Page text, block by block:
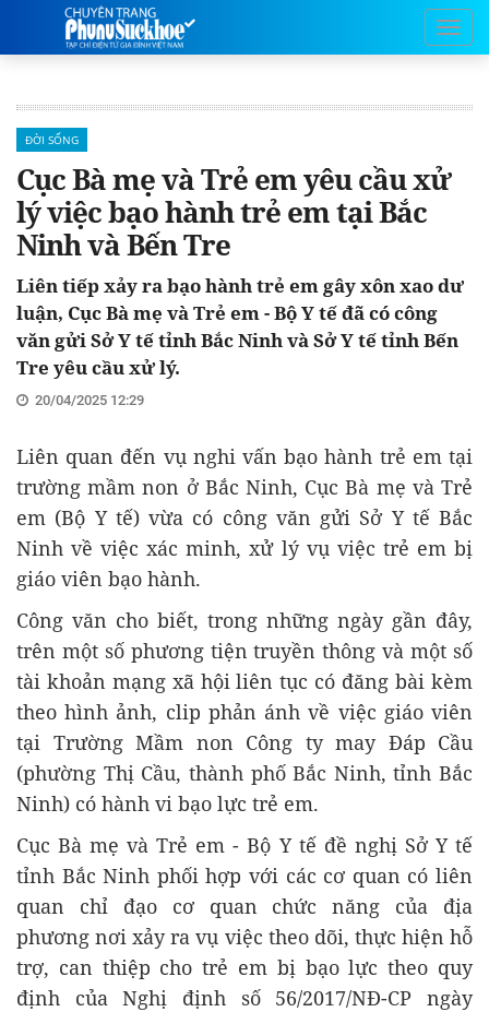
ĐỜI SỐNG
Cục Bà mẹ và Trẻ em yêu cầu xử
lý việc bạo hành trẻ em tại Bắc
Ninh và Bến Tre
Liên tiếp xảy ra bạo hành trẻ em gây xôn xao dư
luận, Cục Bà mẹ và Trẻ em - Bộ Y tế đã có công
văn gửi Sở Y tế tỉnh Bắc Ninh và Sở Y tế tỉnh Bến
Tre yêu cầu xử lý.
20/04/2025 12:29
Liên quan đến vụ nghi vấn bạo hành trẻ em tại
trường mầm non ở Bắc Ninh, Cục Bà mẹ và Trẻ
em (Bộ Y tế) vừa có công văn gửi Sở Y tế Bắc
Ninh về việc xác minh, xử lý vụ việc trẻ em bị
giáo viên bạo hành.
Công văn cho biết, trong những ngày gần đây,
trên một số phương tiện truyền thông và một số
tài khoản mạng xã hội liên tục có đăng bài kèm
theo hình ảnh, clip phản ánh về việc giáo viên
tại Trường Mầm non Công ty may Đáp Cầu
(phường Thị Cầu, thành phố Bắc Ninh, tỉnh Bắc
Ninh) có hành vi bạo lực trẻ em.
Cục Bà mẹ và Trẻ em - Bộ Y tế đề nghị Sở Y tế
tỉnh Bắc Ninh phối hợp với các cơ quan có liên
quan chỉ đạo cơ quan chức năng của địa
phương nơi xảy ra vụ việc theo dõi, thực hiện hỗ
trợ, can thiệp cho trẻ em bị bạo lực theo quy
định của Nghị định số 56/2017/NĐ-CP ngày